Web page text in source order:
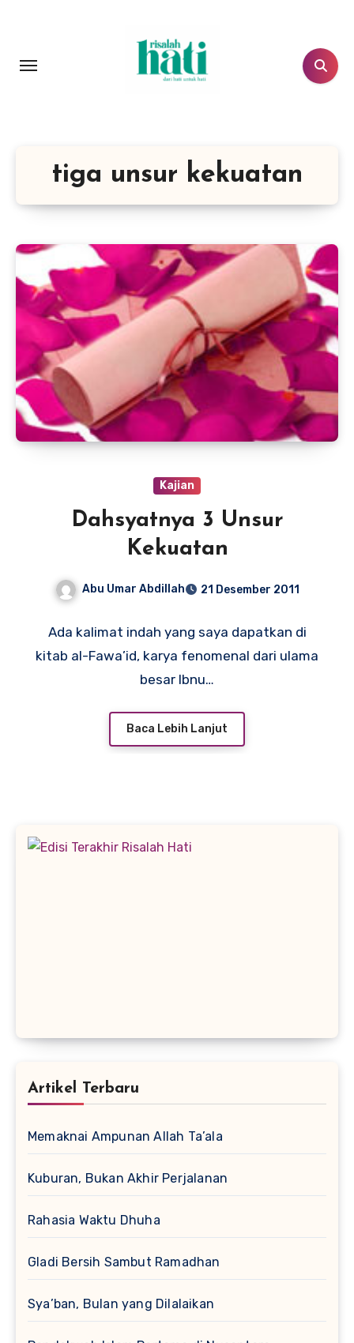
tiga unsur kekuatan
Kajian
Dahsyatnya 3 Unsur
Kekuatan
Abu Umar Abdillah 21 Desember 2011
Ada kalimat indah yang saya dapatkan di
kitab al-Fawa’id, karya fenomenal dari ulama
besar Ibnu…
Baca Lebih Lanjut
Artikel Terbaru
Memaknai Ampunan Allah Ta’ala
Kuburan, Bukan Akhir Perjalanan
Rahasia Waktu Dhuha
Gladi Bersih Sambut Ramadhan
Sya’ban, Bulan yang Dilalaikan